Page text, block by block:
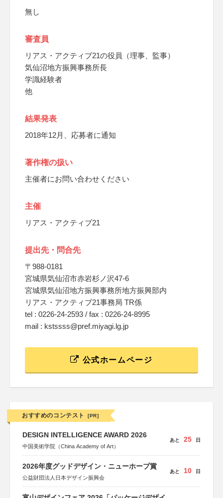
無し
審査員
リアス・アクティブ21の役員（理事、監事）
気仙沼地方振興事務所長
学識経験者
他
結果発表
2018年12月、応募者に通知
著作権の扱い
主催者にお問い合わせください
主催
リアス・アクティブ21
提出先・問合先
〒988-0181
宮城県気仙沼市赤岩杉ノ沢47-6
宮城県気仙沼地方振興事務所地方振興部内
リアス・アクティブ21事務局 TR係
tel : 0226-24-2593 / fax : 0226-24-8995
mail : kstssss@pref.miyagi.lg.jp
公式ホームページ
おすすめのコンテスト [PR]
DESIGN INTELLIGENCE AWARD 2026
中国美術学院（China Academy of Art）
あと 25 日
2026年度グッドデザイン・ニューホープ賞
公益財団法人日本デザイン振興会
あと 10 日